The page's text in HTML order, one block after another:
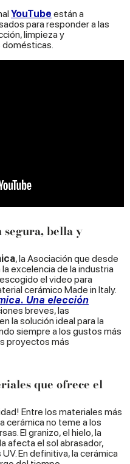
YouTube están a
para responder a las
limpieza y
segura, bella y
, la Asociación que desde
excelencia de la industria
el video para
cerámico Made in Italy.
Una elección
breves, las
la solución ideal para la
siempre a los gustos más
proyectos más
que ofrece el
Entre los materiales más
cerámica no teme a los
El granizo, el hielo, la
afecta el sol abrasador,
En definitiva, la cerámica